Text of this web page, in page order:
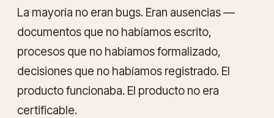
La mayoría no eran bugs. Eran ausencias —
documentos que no habíamos escrito,
procesos que no habíamos formalizado,
decisiones que no habíamos registrado. El
producto funcionaba. El producto no era
certificable.